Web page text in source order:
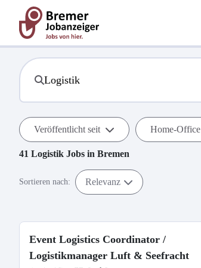
Veröffentlicht seit Home-Office
41 Logistik Jobs in Bremen
Sortieren nach: Relevanz
Event Logistics Coordinator /
Logistikmanager Luft & Seefracht